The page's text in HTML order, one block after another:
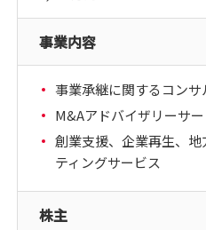
事業内容
事業承継に関するコンサ
M&Aアドバイザリーサ
創業支援、企業再生、
ティングサービス
株主